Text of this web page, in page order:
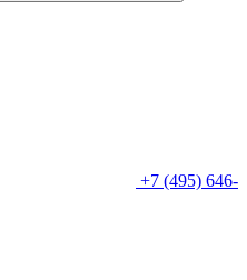
+7 (495) 646-